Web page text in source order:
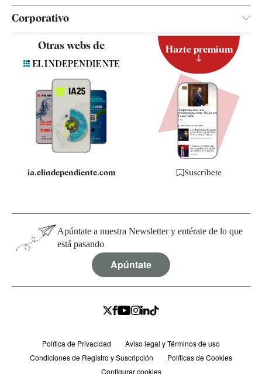
Corporativo
Contacto
Quiénes somos
Especificaciones
Otras webs de
ia.elindependiente.com
Hazte premium
Suscríbete
Apúntate a nuestra Newsletter y entérate de lo que
está pasando
Apúntate
Política de Privacidad
Aviso legal y Términos de uso
Condiciones de Registro y Suscripción
Políticas de Cookies
Configurar cookies